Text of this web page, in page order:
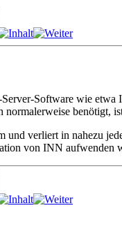
Software wie
benötigt,
verliert in nahezu
von INN aufwenden